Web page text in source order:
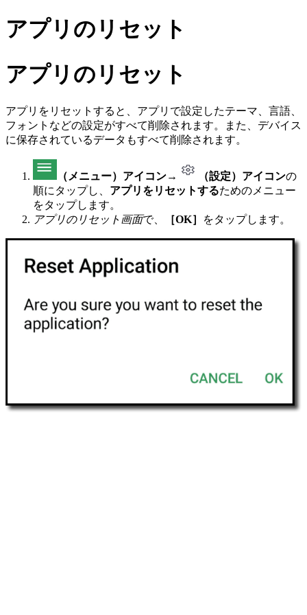
アプリのリセット
アプリのリセット
アプリをリセットすると、アプリで設定したテーマ、言語、
フォントなどの設定がすべて削除されます。また、デバイス
に保存されているデータもすべて削除されます。
（メニュー）アイコン→ （設定）アイコンの
順にタップし、 アプリをリセットするためのメニュー
をタップします。
アプリのリセット画面で、 ［OK］ をタップします。